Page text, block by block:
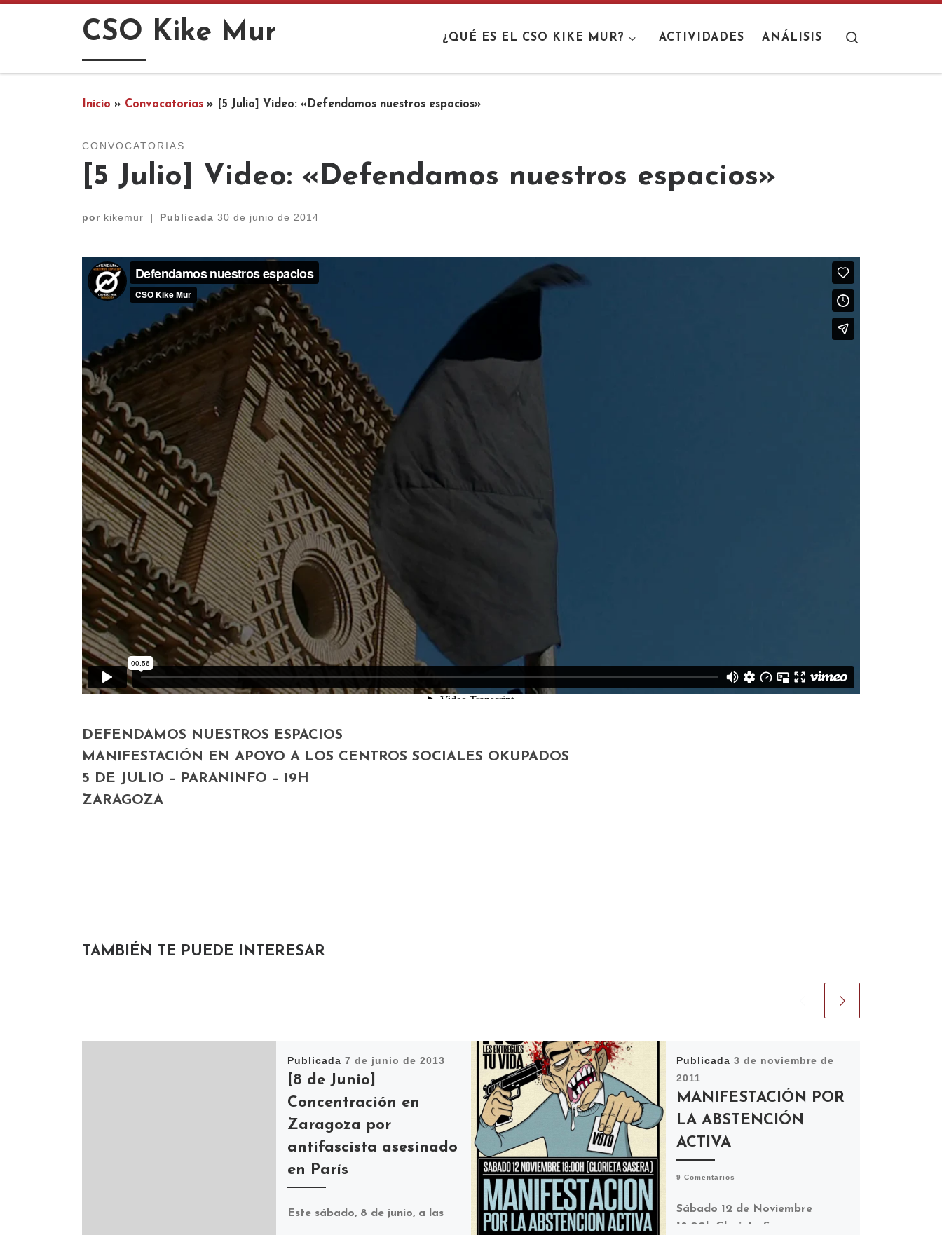
Saltar al contenidoCSO Kike Mur ¿QUÉ ES EL CSO KIKE MUR? ACTIVIDADES ANÁLISIS
Inicio » Convocatorias » [5 Julio] Video: «Defendamos nuestros espacios»
CONVOCATORIAS
[5 Julio] Video: «Defendamos nuestros espacios»
por kikemur | Publicada 30 de junio de 2014
DEFENDAMOS NUESTROS ESPACIOS
MANIFESTACIÓN EN APOYO A LOS CENTROS SOCIALES OKUPADOS
5 DE JULIO – PARANINFO – 19H
ZARAGOZA
TAMBIÉN TE PUEDE INTERESAR
Publicada7 de junio de 2013
[8 de Junio]
Concentración en
Zaragoza por
antifascista asesinado
en París
Este sábado, 8 de junio, a las
Publicada3 de noviembre de
2011
MANIFESTACIÓN POR
LA ABSTENCIÓN
ACTIVA
9 Comentarios
Sábado 12 de Noviembre
18:00h Glorieta Sasera